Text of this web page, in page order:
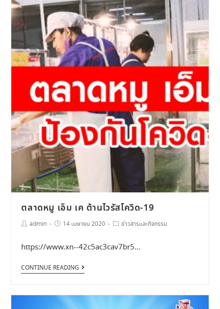
ตลาดหมู เอ็ม เค ต้านไวรัสโควิด-19
admin 14 เมษายน 2020 ข่าวสารและกิจกรรม
https://www.xn--42c5ac3cav7br5…
CONTINUE READING